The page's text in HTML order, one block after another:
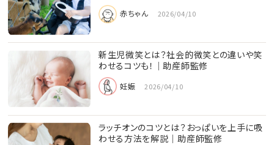
赤ちゃん 2026/04/10
新生児微笑とは？社会的微笑との違いや笑
わせるコツも！｜助産師監修
妊娠 2026/04/10
ラッチオンのコツとは？おっぱいを上手に吸
わせる方法を解説｜助産師監修